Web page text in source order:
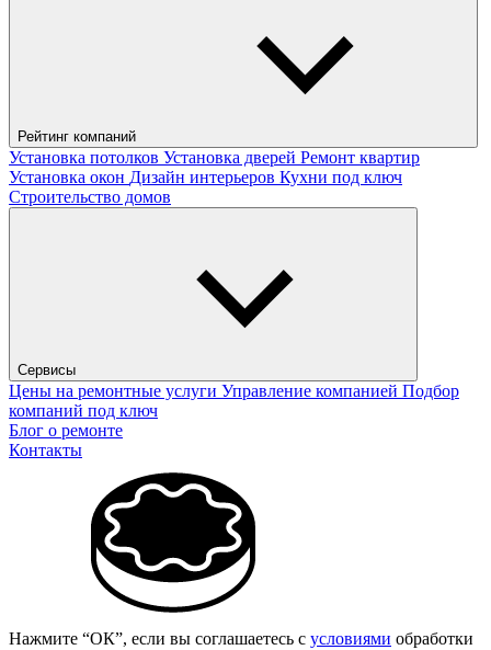
Рейтинг компаний
Установка потолков Установка дверей Ремонт квартир
Установка окон Дизайн интерьеров Кухни под ключ
Строительство домов
Сервисы
Цены на ремонтные услуги Управление компанией Подбор
компаний под ключ
Блог о ремонте
Контакты
Нажмите “ОК”, если вы соглашаетесь с условиями обработки